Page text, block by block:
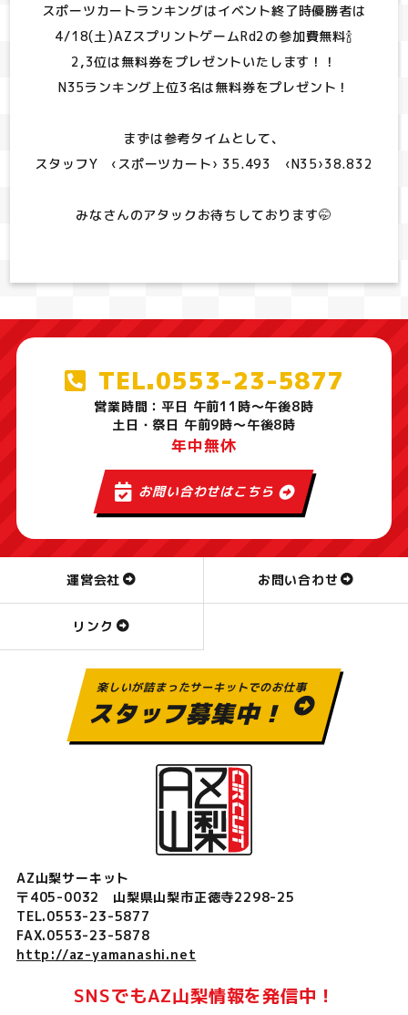
スポーツカートランキングはイベント終了時優勝者は
4/18(土)AZスプリントゲームRd2の参加費無料🍾
2,3位は無料券をプレゼントいたします！！
N35ランキング上位3名は無料券をプレゼント！
まずは参考タイムとして、
スタッフY ‹スポーツカート› 35.493 ‹N35›38.832
みなさんのアタックお待ちしております🤭
TEL.0553-23-5877
営業時間：平日 午前11時～午後8時
土日・祭日 午前9時～午後8時
年中無休
お問い合わせはこちら
運営会社 お問い合わせ
リンク
楽しいが詰まったサーキットでのお仕事
スタッフ募集中！
AZ山梨サーキット
〒405-0032 山梨県山梨市正徳寺2298-25
TEL.0553-23-5877
FAX.0553-23-5878
http://az-yamanashi.net
SNSでもAZ山梨情報を発信中！